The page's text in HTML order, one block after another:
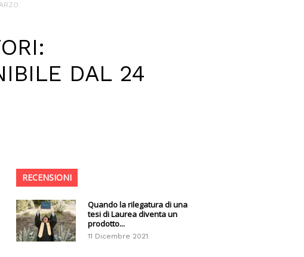
DAL 24
RECENSIONI
Quando la rilegatura di una
tesi di Laurea diventa un
prodotto...
11 Dicembre 2021